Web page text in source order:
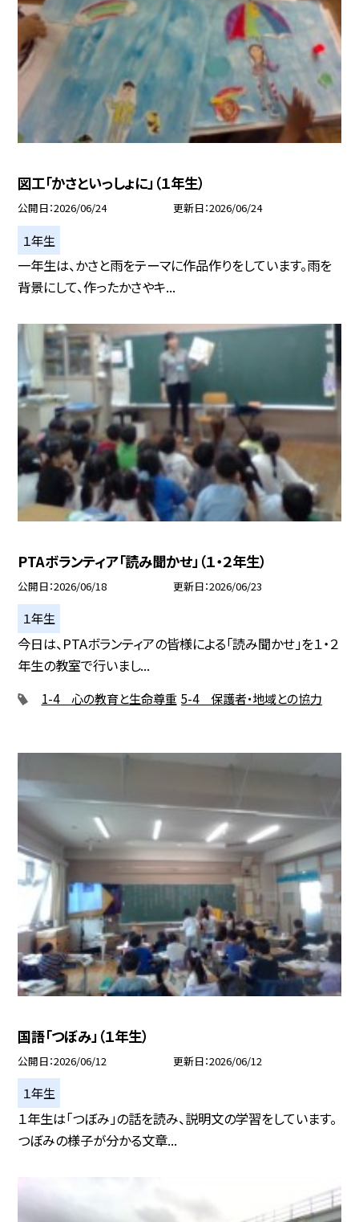
図工「かさといっしょに」（１年生）
公開日 2026/06/24 更新日 2026/06/24
１年生
一年生は、かさと雨をテーマに作品作りをしています。雨を
背景にして、作ったかさやキ...
PTAボランティア「読み聞かせ」（１・２年生）
公開日 2026/06/18 更新日 2026/06/23
１年生
今日は、PTAボランティアの皆様による「読み聞かせ」を１・２
年生の教室で行いまし...
1-4 心の教育と生命尊重 5-4 保護者・地域との協力
国語「つぼみ」（１年生）
公開日 2026/06/12 更新日 2026/06/12
１年生
１年生は「つぼみ」の話を読み、説明文の学習をしています。
つぼみの様子が分かる文章...